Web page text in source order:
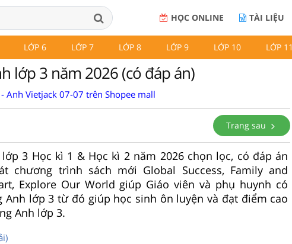
HỌC ONLINE TÀI LIỆU
LỚP 6 LỚP 7 LỚP 8 LỚP 9 LỚP 10 LỚP 11
lớp 3 năm 2026 (có đáp án)
Anh Vietjack 07-07 trên Shopee mall
Trang sau
3 Học kì 1 & Học kì 2 năm 2026 chọn lọc, có đáp án
chương trình sách mới Global Success, Family and
Explore Our World giúp Giáo viên và phụ huynh có
lớp 3 từ đó giúp học sinh ôn luyện và đạt điểm cao
Anh lớp 3.